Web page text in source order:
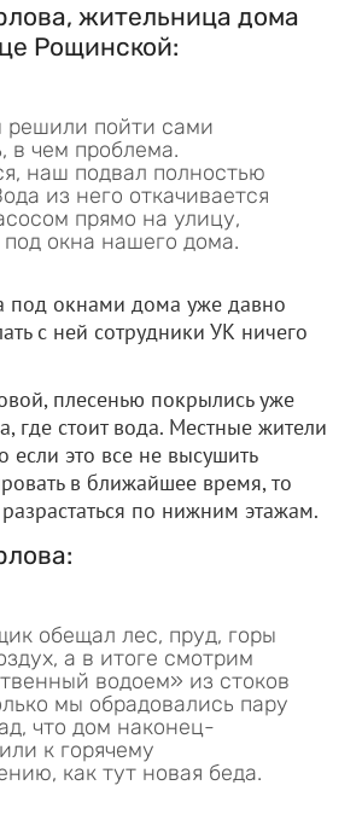
жительница дома
Рощинской:
пойти сами
в чем проблема.
наш подвал полностью
из него откачивается
прямо на улицу,
окна нашего дома.
под окнами дома уже давно
с ней сотрудники УК ничего
плесенью покрылись уже
где стоит вода. Местные жители
если это все не высушить
в ближайшее время, то
по нижним этажам.
обещал лес, пруд, горы
а в итоге смотрим
водоем» из стоков
мы обрадовались пару
что дом наконец-
к горячему
как тут новая беда.